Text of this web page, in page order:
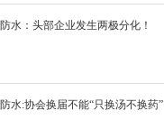
防水：头部企业发生两极分化！
防水:协会换届不能“只换汤不换药”